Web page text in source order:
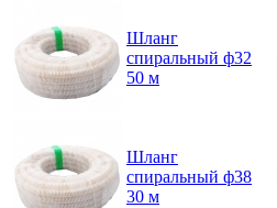
Шланг
спиральный ф32
50 м
Шланг
спиральный ф38
30 м